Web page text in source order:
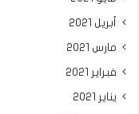
أبريل 2021
مارس 2021
فبراير 2021
يناير 2021